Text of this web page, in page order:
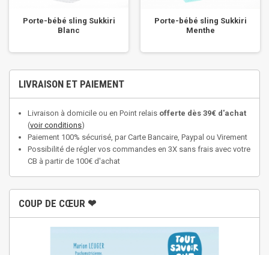
Porte-bébé sling Sukkiri
Blanc
Porte-bébé sling Sukkiri
Menthe
LIVRAISON ET PAIEMENT
Livraison à domicile ou en Point relais offerte dès 39€ d'achat
(voir conditions)
Paiement 100% sécurisé, par Carte Bancaire, Paypal ou Virement
Possibilité de régler vos commandes en 3X sans frais avec votre
CB à partir de 100€ d'achat
COUP DE CŒUR ❤